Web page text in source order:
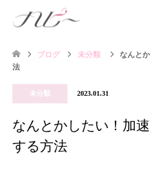
ブログ 未分類
なんと
法
未分類 2023.01.31
なんとかしたい！加
する方法